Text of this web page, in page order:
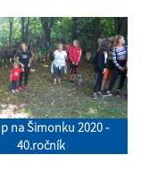
na Šimonku 2020 -
40.ročník